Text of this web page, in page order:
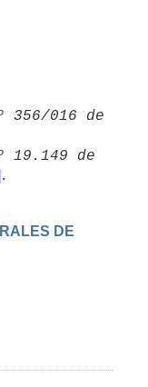
356/016 de
19.149 de
DE